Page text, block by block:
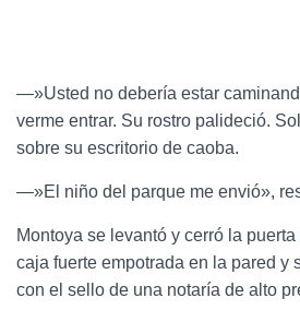
—»Usted no debería estar
verme entrar. Su rostro palideció.
sobre su escritorio de caoba.
—»El niño del parque me envió»,
Montoya se levantó y cerró la
caja fuerte empotrada en la pared y
con el sello de una notaría de alto